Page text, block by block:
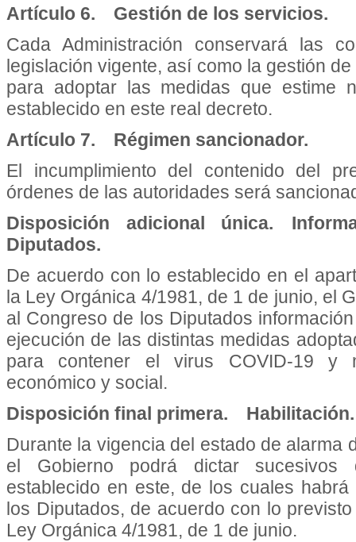
Artículo 6. Gestión de los servicios.
Cada Administración conservará las
legislación vigente, así como la gestión
para adoptar las medidas que estime
establecido en este real decreto.
Artículo 7. Régimen sancionador.
El incumplimiento del contenido del
órdenes de las autoridades será
Disposición adicional única.
Diputados.
De acuerdo con lo establecido en el
la Ley Orgánica 4/1981, de 1 de junio, el
al Congreso de los Diputados
ejecución de las distintas medidas
para contener el virus COVID-19 y
económico y social.
Disposición final primera. Habilitación.
Durante la vigencia del estado de alarma
el Gobierno podrá dictar sucesivos
establecido en este, de los cuales
los Diputados, de acuerdo con lo
Ley Orgánica 4/1981, de 1 de junio.